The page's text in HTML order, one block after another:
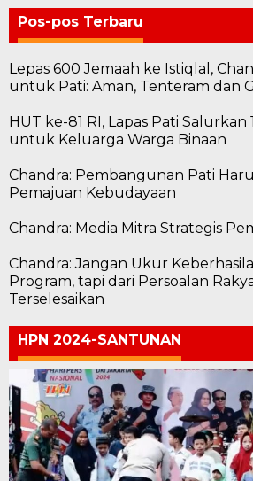
Pos-pos Terbaru
Lepas 600 Jemaah ke Istiqlal,
untuk Pati: Aman, Tenteram dan
HUT ke-81 RI, Lapas Pati Salurkan
untuk Keluarga Warga Binaan
Chandra: Pembangunan Pati
Pemajuan Kebudayaan
Chandra: Media Mitra Strategis
Chandra: Jangan Ukur
Program, tapi dari Persoalan
Terselesaikan
HPN 2024-SANTUNAN